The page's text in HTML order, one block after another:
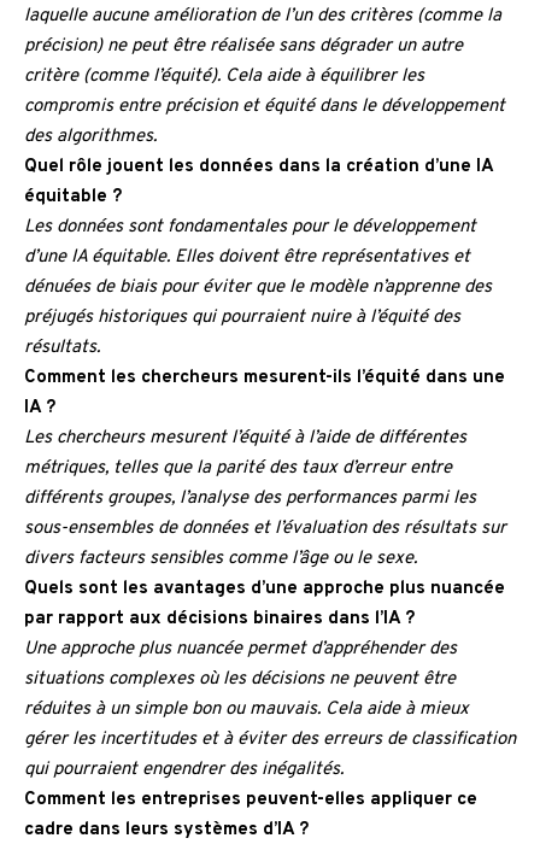
laquelle aucune amélioration de l’un des critères (comme la
précision) ne peut être réalisée sans dégrader un autre
critère (comme l’équité). Cela aide à équilibrer les
compromis entre précision et équité dans le développement
des algorithmes.
Quel rôle jouent les données dans la création d’une IA
équitable ?
Les données sont fondamentales pour le développement
d’une IA équitable. Elles doivent être représentatives et
dénuées de biais pour éviter que le modèle n’apprenne des
préjugés historiques qui pourraient nuire à l’équité des
résultats.
Comment les chercheurs mesurent-ils l’équité dans une
IA ?
Les chercheurs mesurent l’équité à l’aide de différentes
métriques, telles que la parité des taux d’erreur entre
différents groupes, l’analyse des performances parmi les
sous-ensembles de données et l’évaluation des résultats sur
divers facteurs sensibles comme l’âge ou le sexe.
Quels sont les avantages d’une approche plus nuancée
par rapport aux décisions binaires dans l’IA ?
Une approche plus nuancée permet d’appréhender des
situations complexes où les décisions ne peuvent être
réduites à un simple bon ou mauvais. Cela aide à mieux
gérer les incertitudes et à éviter des erreurs de classification
qui pourraient engendrer des inégalités.
Comment les entreprises peuvent-elles appliquer ce
cadre dans leurs systèmes d’IA ?